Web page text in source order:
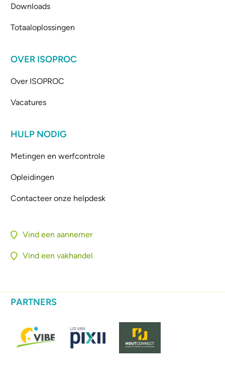
Downloads
Totaaloplossingen
OVER ISOPROC
Over ISOPROC
Vacatures
HULP NODIG
Metingen en werfcontrole
Opleidingen
Contacteer onze helpdesk
Vind een aannemer
Vind een vakhandel
PARTNERS